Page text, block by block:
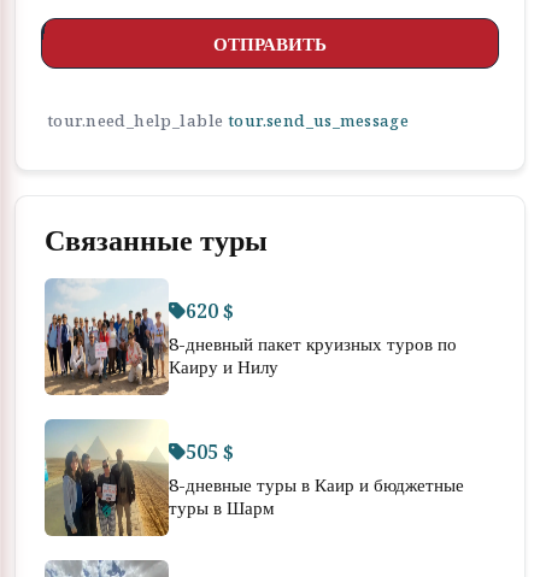
ОТПРАВИТЬ
tour.need_help_lable tour.send_us_message
Связанные туры
620 $
8-дневный пакет круизных туров по
Каиру и Нилу
505 $
8-дневные туры в Каир и бюджетные
туры в Шарм